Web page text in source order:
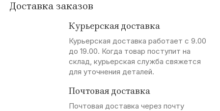
Доставка заказов
Курьерская доставка
Курьерская доставка работает с 9.00
до 19.00. Когда товар поступит на
склад, курьерская служба свяжется
для уточнения деталей.
Почтовая доставка
Почтовая доставка через почту